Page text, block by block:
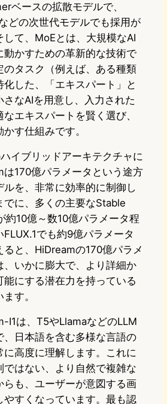
ベースの拡散モデルで、
どの次世代モデルでも採用が
て、MoEとは、大規模なAI
動かすための革新的な技術で
のタスク（例えば、ある種類
した、「エキスパート」と
なAIを用意し、入力された
エキスパートを賢く選び、
す仕組みです。
イブリッドアーキテクチャに
は170億パラメータという途方
ルを、非常に効率的に制御し
でに、多くの主要なStable
約10億～数10億パラメータ程
でも約9億パラメータ
ると、HiDreamの170億パラメ
、いかに膨大で、より詳細か
にする潜在力を持っている
す。
I1は、T5やLlamaなどのLLM
、日本語を含む多様な言語の
に高度に理解します。これに
ではない、より自然で複雑な
らも、ユーザーが意図する画
やすくなっています。最も認